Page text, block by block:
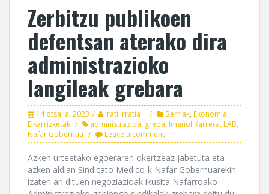
Zerbitzu publikoen
defentsan aterako dira
administrazioko
langileak grebara
14 otsaila, 2023 Irati Irratia Berriak,Ekonomia,
Elkarrizketak
administrazioa, greba,Imanol Karrera,LAB,
Nafar Gobernua
Leave a comment
Azken urteetako egoeraren okertzeaz jabetuta eta
azken aldian Sindicato Medico-k Nafar Gobernuarekin
izaten ari dituen negoziazioak ikusita Nafarroako